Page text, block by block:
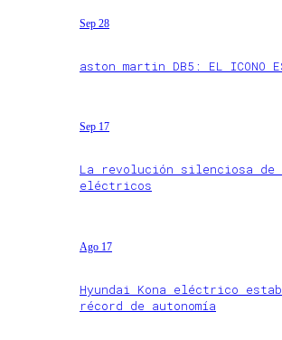
Sep 28
aston martin DB5: EL ICONO
Sep 17
La revolución silenciosa de
eléctricos
Ago 17
Hyundai Kona eléctrico
récord de autonomía